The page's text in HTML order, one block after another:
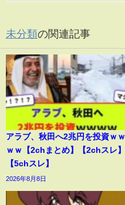
未分類の関連記事
アラブ、秋田へ2兆円を投資ｗｗ
ｗｗ【2chまとめ】【2chスレ】
【5chスレ】
2026年8月8日